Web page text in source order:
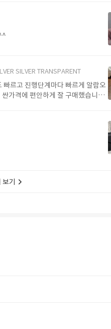
SILVER TRANSPARENT
르고 진행단계마다 빠르게 알람오
가격에 편안하게 잘 구매했습니다.
보기